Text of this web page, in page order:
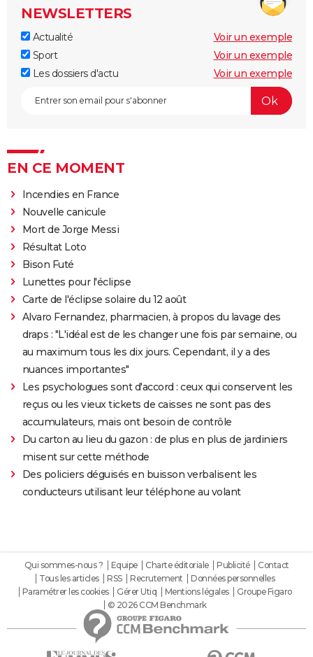
NEWSLETTERS
Actualité
Voir un exemple
Sport
Voir un exemple
Les dossiers d'actu
Voir un exemple
EN CE MOMENT
Incendies en France
Nouvelle canicule
Mort de Jorge Messi
Résultat Loto
Bison Futé
Lunettes pour l'éclipse
Carte de l'éclipse solaire du 12 août
Alvaro Fernandez, pharmacien, à propos du lavage des
draps : "L'idéal est de les changer une fois par semaine, ou
au maximum tous les dix jours. Cependant, il y a des
nuances importantes"
Les psychologues sont d'accord : ceux qui conservent les
reçus ou les vieux tickets de caisses ne sont pas des
accumulateurs, mais ont besoin de contrôle
Du carton au lieu du gazon : de plus en plus de jardiniers
misent sur cette méthode
Des policiers déguisés en buisson verbalisent les
conducteurs utilisant leur téléphone au volant
Qui sommes-nous ? Equipe Charte éditoriale Publicité
Contact
Tous les articles
RSS Recrutement
Données personnelles
Paramétrer les cookies
Gérer Utiq Mentions légales
Groupe Figaro
© 2026 CCM Benchmark